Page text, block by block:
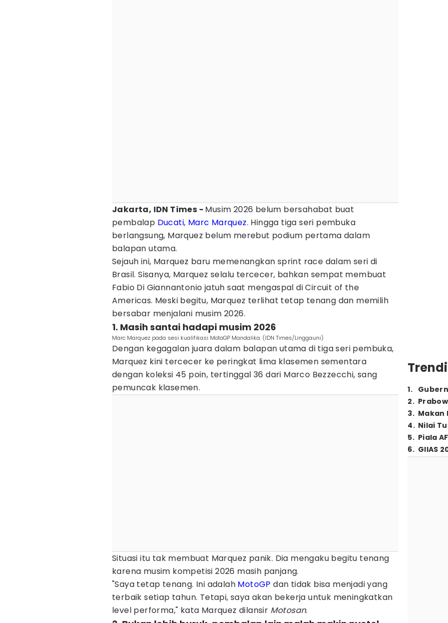
Jakarta, IDN Times - Musim 2026 belum bersahabat buat
pembalap Ducati, Marc Marquez. Hingga tiga seri pembuka
berlangsung, Marquez belum merebut podium pertama dalam
balapan utama.
Sejauh ini, Marquez baru memenangkan sprint race dalam seri di
Brasil. Sisanya, Marquez selalu tercecer, bahkan sempat membuat
Fabio Di Giannantonio jatuh saat mengaspal di Circuit of the
Americas. Meski begitu, Marquez terlihat tetap tenang dan memilih
bersabar menjalani musim 2026.
1. Masih santai hadapi musim 2026
Marc Marquez pada sesi kualifikasi MotoGP Mandalika. (IDN Times/Linggauni)
Dengan kegagalan juara dalam balapan utama di tiga seri pembuka,
Marquez kini tercecer ke peringkat lima klasemen sementara
dengan koleksi 45 poin, tertinggal 36 dari Marco Bezzecchi, sang
pemuncak klasemen.
Situasi itu tak membuat Marquez panik. Dia mengaku begitu tenang
karena musim kompetisi 2026 masih panjang.
"Saya tetap tenang. Ini adalah MotoGP dan tidak bisa menjadi yang
terbaik setiap tahun. Tetapi, saya akan bekerja untuk meningkatkan
level performa," kata Marquez dilansir Motosan.
1.
2.
3. Makan
4. Nilai
5. Piala
6. GIIAS